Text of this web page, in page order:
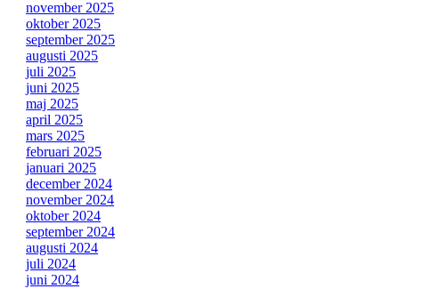
november 2025
oktober 2025
september 2025
augusti 2025
juli 2025
juni 2025
maj 2025
april 2025
mars 2025
februari 2025
januari 2025
december 2024
november 2024
oktober 2024
september 2024
augusti 2024
juli 2024
juni 2024